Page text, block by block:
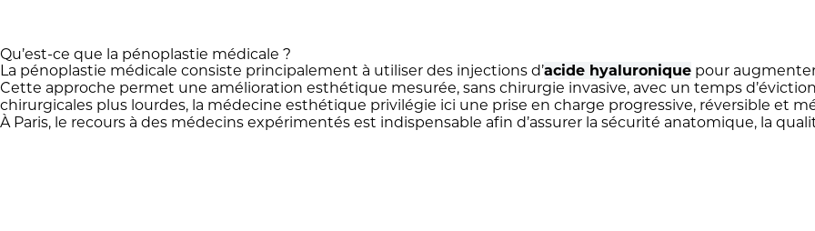
Qu’est-ce que la pénoplastie médicale ?
La pénoplastie médicale consiste principalement à utiliser des injections d’acide hyaluronique pour
Cette approche permet une amélioration esthétique mesurée, sans chirurgie invasive, avec un temps
chirurgicales plus lourdes, la médecine esthétique privilégie ici une prise en charge progressive, réversible et
À Paris, le recours à des médecins expérimentés est indispensable afin d’assurer la sécurité anatomique, la